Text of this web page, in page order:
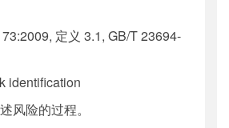
73:2009, 定义 3.1, GB/T 23694-
identification
风险的过程。